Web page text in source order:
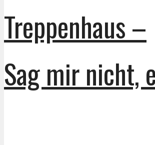
Treppenhaus –
Sag mir nicht,